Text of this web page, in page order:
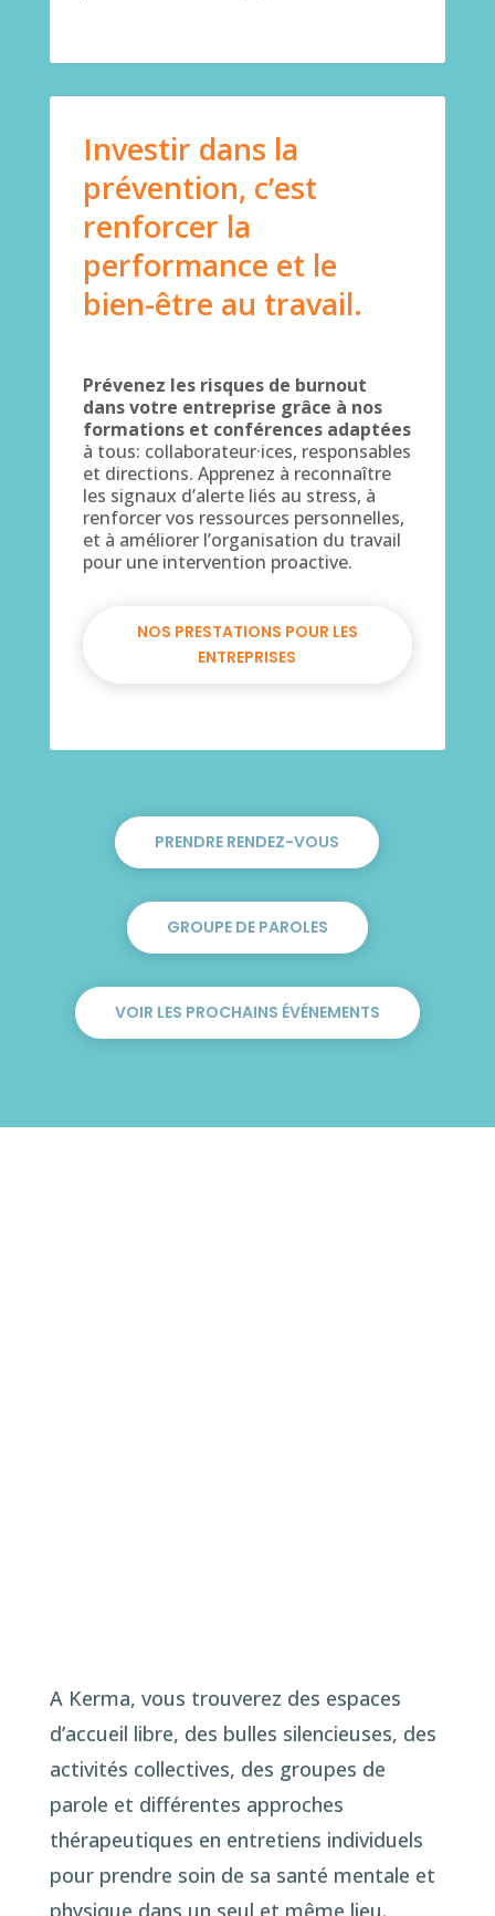
Investir dans la
prévention, c’est
renforcer la
performance et le
bien-être au travail.
Prévenez les risques de burnout
dans votre entreprise grâce à nos
formations et conférences adaptées
à tous: collaborateur·ices, responsables
et directions. Apprenez à reconnaître
les signaux d’alerte liés au stress, à
renforcer vos ressources personnelles,
et à améliorer l’organisation du travail
pour une intervention proactive.
NOS PRESTATIONS POUR LES
ENTREPRISES
PRENDRE RENDEZ-VOUS
GROUPE DE PAROLES
VOIR LES PROCHAINS ÉVÉNEMENTS
A Kerma, vous trouverez des espaces
d’accueil libre, des bulles silencieuses, des
activités collectives, des groupes de
parole et différentes approches
thérapeutiques en entretiens individuels
pour prendre soin de sa santé mentale et
physique dans un seul et même lieu.